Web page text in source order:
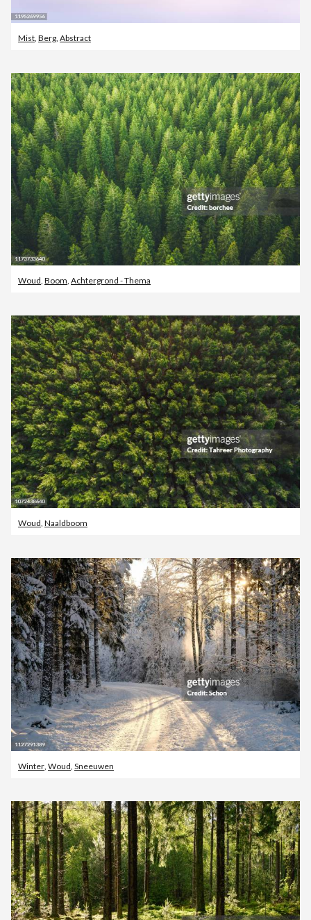
Mist Berg Abstract
Woud Boom Achtergrond - Thema
Woud, Naaldboom
Winter Woud Sneeuwen